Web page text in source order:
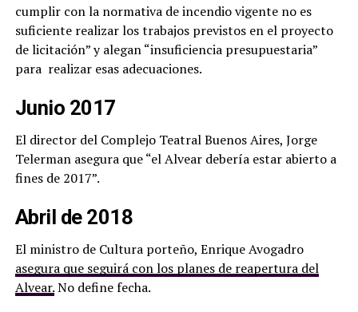
cumplir con la normativa de incendio vigente no es
suficiente realizar los trabajos previstos en el proyecto
de licitación” y alegan “insuficiencia presupuestaria”
para realizar esas adecuaciones.
Junio 2017
El director del Complejo Teatral Buenos Aires, Jorge
Telerman asegura que “el Alvear debería estar abierto a
fines de 2017”.
Abril de 2018
El ministro de Cultura porteño, Enrique Avogadro
asegura que seguirá con los planes de reapertura del
Alvear.No define fecha.